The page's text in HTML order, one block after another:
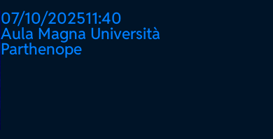
07/10/202511:40
Aula Magna Università
Parthenope